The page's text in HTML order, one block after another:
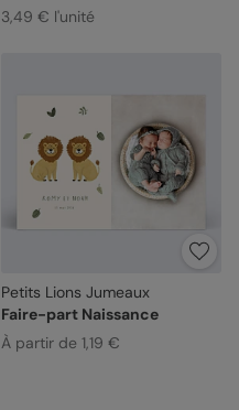
3,49 € l'unité
Petits Lions Jumeaux
Faire-part Naissance
À partir de 1,19 €